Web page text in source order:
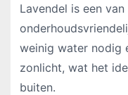
Lavendel is een
weinig water nodig
zonlicht, wat het
buiten.